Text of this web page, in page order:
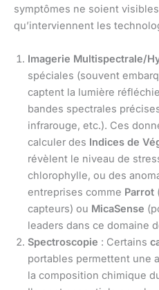
symptômes ne soient visibles
qu’interviennent les
Imagerie Multispectrale/
spéciales (souvent
captent la lumière
bandes spectrales
infrarouge, etc.). Ces
calculer des Indices de
révèlent le niveau de
chlorophylle, ou des
entreprises comme Parrot
capteurs) ou MicaSense
leaders dans ce domaine
Spectroscopie : Certains
portables permettent une
la composition chimique